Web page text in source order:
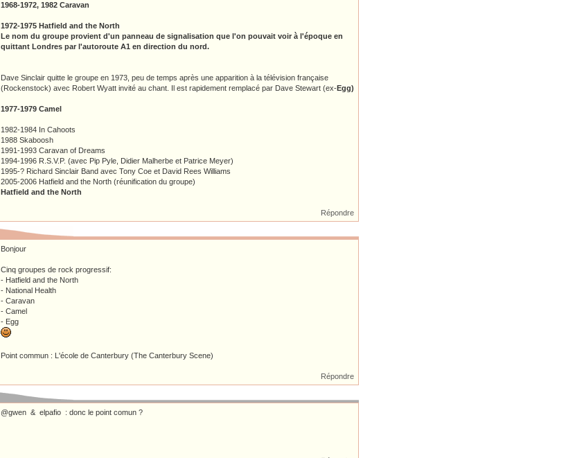
1968-1972, 1982 Caravan
1972-1975 Hatfield and the North
Le nom du groupe provient d'un panneau de signalisation que l'on pouvait voir à l'époque en
quittant Londres par l'autoroute A1 en direction du nord.
Dave Sinclair quitte le groupe en 1973, peu de temps après une apparition à la télévision française
(Rockenstock) avec Robert Wyatt invité au chant. Il est rapidement remplacé par Dave Stewart (ex-Egg)
1977-1979 Camel
1982-1984 In Cahoots
1988 Skaboosh
1991-1993 Caravan of Dreams
1994-1996 R.S.V.P. (avec Pip Pyle, Didier Malherbe et Patrice Meyer)
1995-? Richard Sinclair Band avec Tony Coe et David Rees Williams
2005-2006 Hatfield and the North (réunification du groupe)
Hatfield and the North
Répondre
Bonjour
Cinq groupes de rock progressif:
- Hatfield and the North
- National Health
- Caravan
- Camel
- Egg
Point commun : L'école de Canterbury (The Canterbury Scene)
Répondre
@gwen & elpafio : donc le point comun ?